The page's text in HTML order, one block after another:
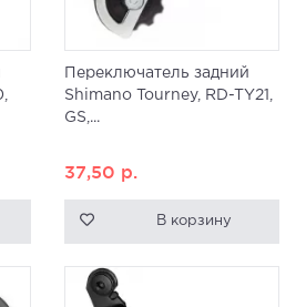
Переключатель задний
Shimano Tourney, RD-TY21,
GS,...
37,50 р.
В корзину